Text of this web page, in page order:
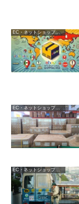
EC・ネットショップ運営
EC・ネットショップ運営
EC・ネットショップ運営